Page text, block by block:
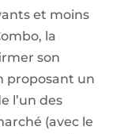
et moins
la
son
proposant un
l’un des
(avec le